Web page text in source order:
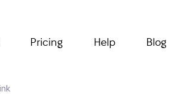
Pricing Help Blog